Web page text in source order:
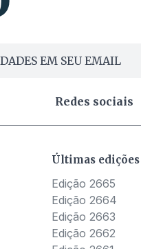
EM SEU EMAIL
Redes sociais
Últimas edições
Edição 2665
Edição 2664
Edição 2663
Edição 2662